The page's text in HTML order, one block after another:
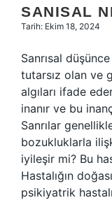
SANISAL
Tarih: Ekim 18, 2024
Sanrısal
tutarsız olan ve
algıları ifade
inanır ve bu
Sanrılar
bozukluklarla
iyileşir mi? Bu
Hastalığın
psikiyatrik